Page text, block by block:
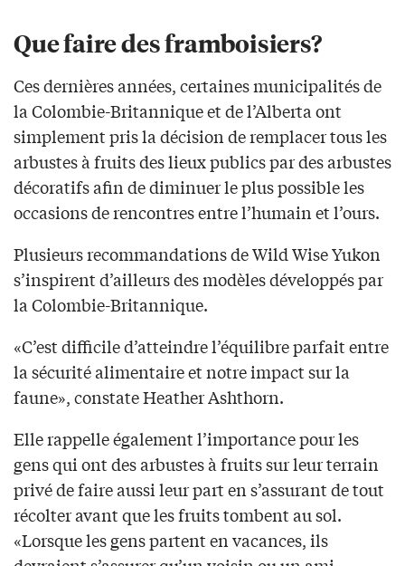
Que faire des framboisiers?
Ces dernières années, certaines municipalités de
la Colombie-Britannique et de l’Alberta ont
simplement pris la décision de remplacer tous les
arbustes à fruits des lieux publics par des arbustes
décoratifs afin de diminuer le plus possible les
occasions de rencontres entre l’humain et l’ours.
Plusieurs recommandations de Wild Wise Yukon
s’inspirent d’ailleurs des modèles développés par
la Colombie-Britannique.
«C’est difficile d’atteindre l’équilibre parfait entre
la sécurité alimentaire et notre impact sur la
faune», constate Heather Ashthorn.
Elle rappelle également l’importance pour les
gens qui ont des arbustes à fruits sur leur terrain
privé de faire aussi leur part en s’assurant de tout
récolter avant que les fruits tombent au sol.
«Lorsque les gens partent en vacances, ils